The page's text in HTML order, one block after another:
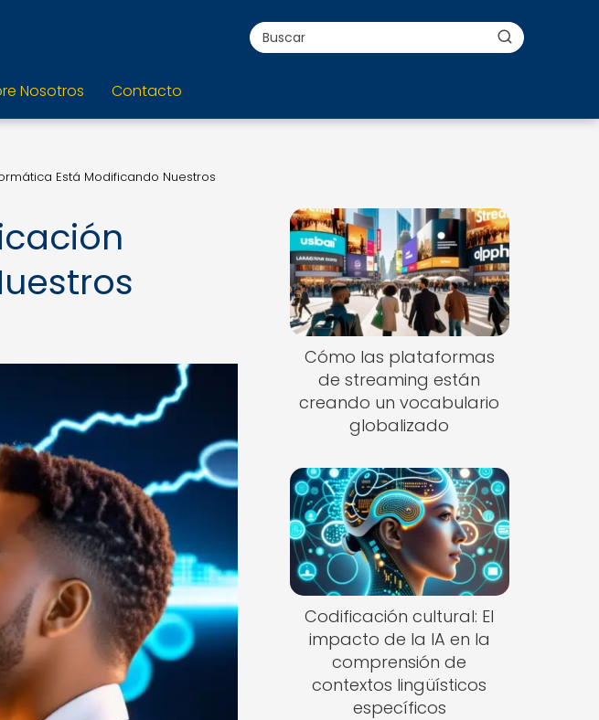
Nosotros Contacto
Está Modificando Nuestros
Cómo las plataformas
de streaming están
creando un vocabulario
globalizado
Codificación cultural: El
impacto de la IA en la
comprensión de
contextos lingüísticos
específicos